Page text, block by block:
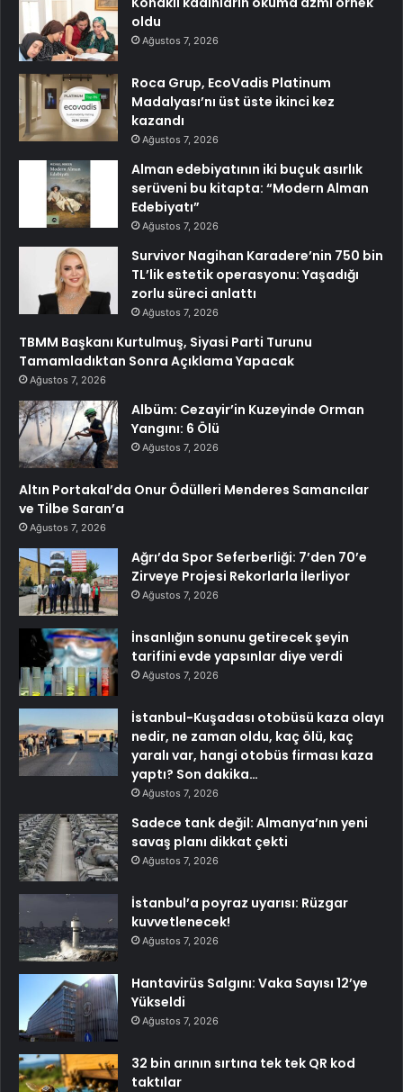
oldu
Ağustos 7, 2026
Roca Grup, EcoVadis Platinum
Madalyası’nı üst üste ikinci kez
kazandı
Ağustos 7, 2026
Alman edebiyatının iki buçuk asırlık
serüveni bu kitapta: “Modern Alman
Edebiyatı”
Ağustos 7, 2026
Survivor Nagihan Karadere’nin 750 bin
TL’lik estetik operasyonu: Yaşadığı
zorlu süreci anlattı
Ağustos 7, 2026
TBMM Başkanı Kurtulmuş, Siyasi Parti Turunu
Tamamladıktan Sonra Açıklama Yapacak
Ağustos 7, 2026
Albüm: Cezayir’in Kuzeyinde Orman
Yangını: 6 Ölü
Ağustos 7, 2026
Altın Portakal’da Onur Ödülleri Menderes Samancılar
ve Tilbe Saran’a
Ağustos 7, 2026
Ağrı’da Spor Seferberliği: 7’den 70’e
Zirveye Projesi Rekorlarla İlerliyor
Ağustos 7, 2026
İnsanlığın sonunu getirecek şeyin
tarifini evde yapsınlar diye verdi
Ağustos 7, 2026
İstanbul-Kuşadası otobüsü kaza olayı
nedir, ne zaman oldu, kaç ölü, kaç
yaralı var, hangi otobüs firması kaza
yaptı? Son dakika…
Ağustos 7, 2026
Sadece tank değil: Almanya’nın yeni
savaş planı dikkat çekti
Ağustos 7, 2026
İstanbul’a poyraz uyarısı: Rüzgar
kuvvetlenecek!
Ağustos 7, 2026
Hantavirüs Salgını: Vaka Sayısı 12’ye
Yükseldi
Ağustos 7, 2026
32 bin arının sırtına tek tek QR kod
taktılar